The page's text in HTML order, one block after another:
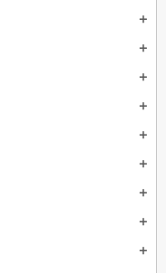
add
add
add
add
add
add
add
add
add